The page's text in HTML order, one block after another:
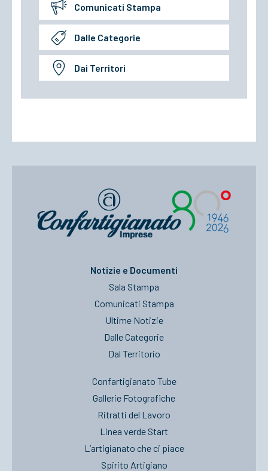
Comunicati Stampa
Dalle Categorie
Dai Territori
Notizie e Documenti
Sala Stampa
Comunicati Stampa
Ultime Notizie
Dalle Categorie
Dal Territorio
Confartigianato Tube
Gallerie Fotografiche
Ritratti del Lavoro
Linea verde Start
L’artigianato che ci piace
Spirito Artigiano